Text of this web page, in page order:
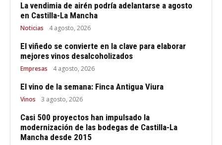
La vendimia de airén podría adelantarse a agosto
en Castilla-La Mancha
Noticias 4 agosto, 2026
El viñedo se convierte en la clave para elaborar
mejores vinos desalcoholizados
Empresas 4 agosto, 2026
El vino de la semana: Finca Antigua Viura
Vinos 3 agosto, 2026
Casi 500 proyectos han impulsado la
modernización de las bodegas de Castilla-La
Mancha desde 2015